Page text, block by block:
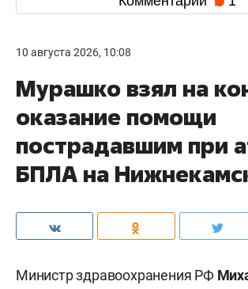
10 августа 2026, 10:08
Мурашко взял на
оказание помощи
пострадавшим при
БПЛА на
Министр здравоохранения РФ